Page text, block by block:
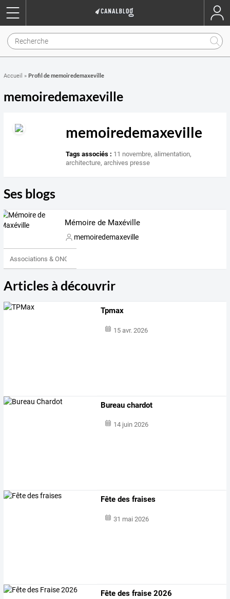
Accueil » Profil de memoiredemaxeville
memoiredemaxeville
memoiredemaxeville
Tags associés : 11 novembre,alimentation,
architecture,archives presse
Ses blogs
Mémoire de Maxéville
memoiredemaxeville
Associations & ONG
Articles à découvrir
Tpmax
15 avr. 2026
Bureau chardot
14 juin 2026
Fête des fraises
31 mai 2026
Fête des fraise 2026